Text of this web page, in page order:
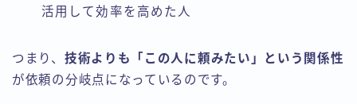
活用して効率を高めた人
つまり、 技術よりも「この人に頼みたい」という関係性
が依頼の分岐点になっているのです。